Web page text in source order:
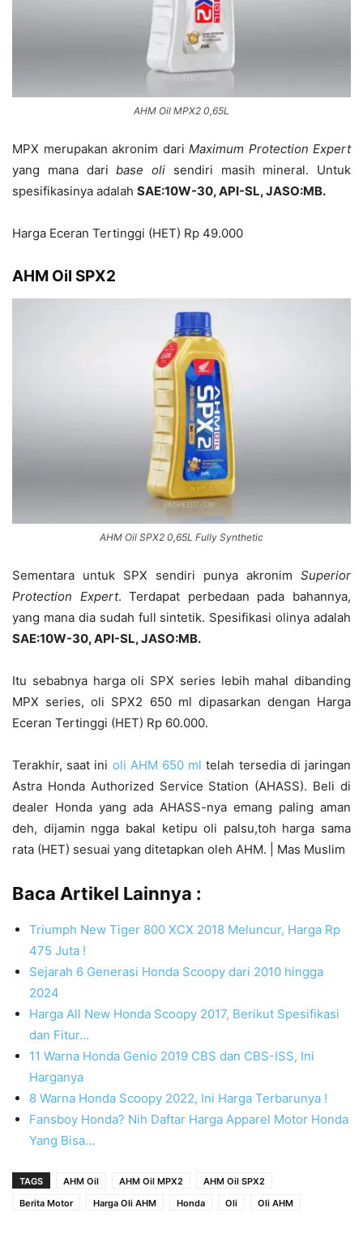
AHM Oil MPX2 0,65L
MPX merupakan akronim dari Maximum Protection Expert
yang mana daribase oli sendiri masih mineral. Untuk
spesifikasinya adalah SAE:10W-30, API-SL, JASO:MB.
Harga Eceran Tertinggi (HET) Rp 49.000
AHM Oil SPX2
AHM Oil SPX2 0,65L Fully Synthetic
Sementara untuk SPX sendiri punya akronim Superior
Protection Expert. Terdapat perbedaan pada bahannya,
yang mana dia sudah full sintetik. Spesifikasi olinya adalah
SAE:10W-30, API-SL, JASO:MB.
Itu sebabnya harga oli SPX series lebih mahal dibanding
MPX series, oli SPX2 650 ml dipasarkan dengan Harga
Eceran Tertinggi (HET) Rp 60.000.
Terakhir, saat ini oli AHM 650 ml telah tersedia di jaringan
Astra Honda Authorized Service Station (AHASS). Beli di
dealer Honda yang ada AHASS-nya emang paling aman
deh, dijamin ngga bakal ketipu oli palsu,toh harga sama
rata (HET) sesuai yang ditetapkan oleh AHM. | Mas Muslim
Baca Artikel Lainnya :
Triumph New Tiger 800 XCX 2018 Meluncur, Harga Rp
475 Juta !
Sejarah 6 Generasi Honda Scoopy dari 2010 hingga
2024
Harga All New Honda Scoopy 2017, Berikut Spesifikasi
dan Fitur…
11 Warna Honda Genio 2019 CBS dan CBS-ISS, Ini
Harganya
8 Warna Honda Scoopy 2022, Ini Harga Terbarunya !
Fansboy Honda? Nih Daftar Harga Apparel Motor Honda
Yang Bisa…
TAGS AHM Oil AHM Oil MPX2
AHM Oil SPX2
Berita Motor
Harga Oli AHM Honda Oli Oli AHM